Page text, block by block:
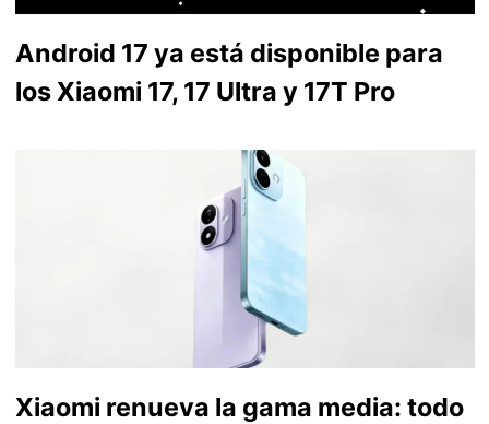
Android 17 ya está disponible para
los Xiaomi 17, 17 Ultra y 17T Pro
Xiaomi renueva la gama media: todo